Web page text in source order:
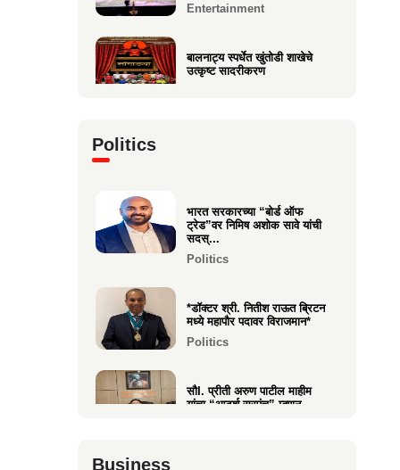
Entertainment
बालनाट्य स्पर्धेत खुंतोडी शाखेचे
उत्कृष्ट सादरीकरण
नीरज चुरी निर्मित“साबर बोंडं” –
अनेक आंतरराष्ट्रीय पुरस्कारा...
Entertainment
Politics
भारत सरकारच्या “बोर्ड ऑफ
ट्रेड”वर निमिष अशोक सावे यांची
सदस्...
Politics
*डॉक्टर श्री. नितीश राऊत ब्रिटन
मध्ये महापौर पदावर विराजमान*
Politics
सौI. प्रीती अरुण पाटील माहीम
यांचा “आदर्श सरपंच” म्हणून
Business